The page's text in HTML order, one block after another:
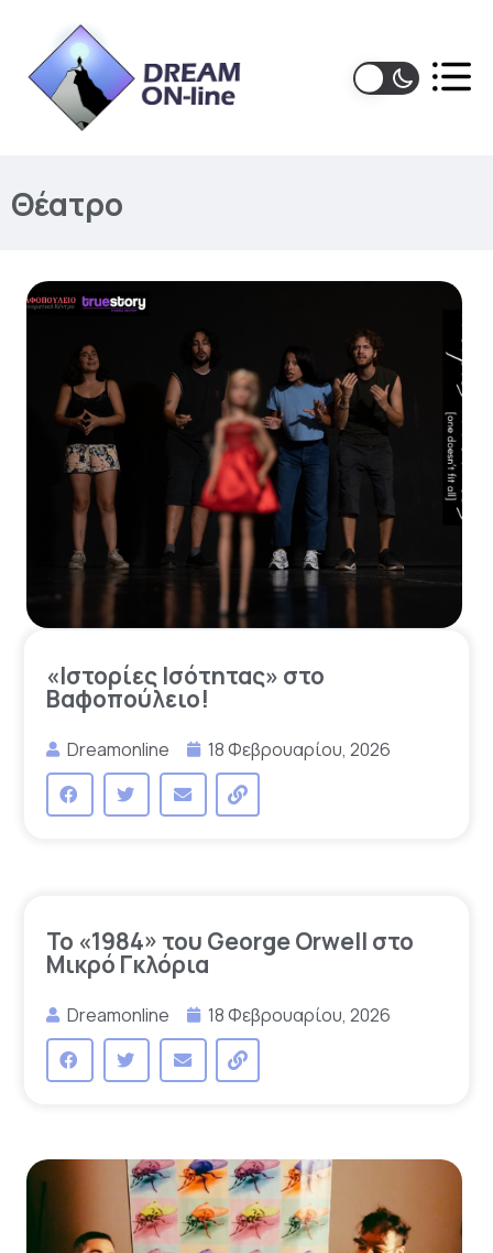
Θέατρο
«Ιστορίες Ισότητας» στο
Βαφοπούλειο!
Dreamonline 18 Φεβρουαρίου, 2026
To «1984» του George Orwell στο
Μικρό Γκλόρια
Dreamonline 18 Φεβρουαρίου, 2026